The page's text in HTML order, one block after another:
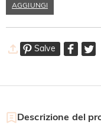
AGGIUNGI
Salve
Descrizione del